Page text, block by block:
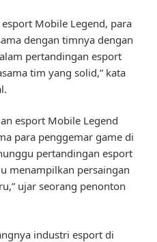
Mobile Legend, para
dengan timnya dengan
pertandingan esport
tim yang solid,” kata
esport Mobile Legend
para penggemar game di
pertandingan esport
menampilkan persaingan
ujar seorang penonton
industri esport di